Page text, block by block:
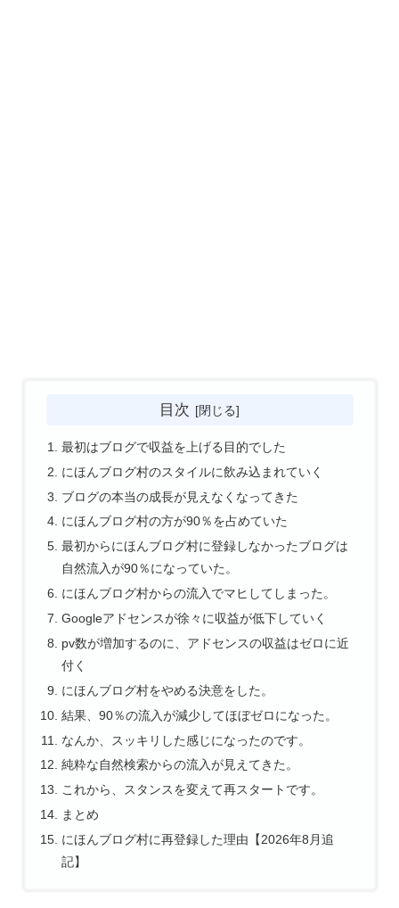
目次
最初はブログで収益を上げる目的でした
にほんブログ村のスタイルに飲み込まれていく
ブログの本当の成長が見えなくなってきた
にほんブログ村の方が90％を占めていた
最初からにほんブログ村に登録しなかったブログは
自然流入が90％になっていた。
にほんブログ村からの流入でマヒしてしまった。
Googleアドセンスが徐々に収益が低下していく
pv数が増加するのに、アドセンスの収益はゼロに近
付く
にほんブログ村をやめる決意をした。
結果、90％の流入が減少してほぼゼロになった。
なんか、スッキリした感じになったのです。
純粋な自然検索からの流入が見えてきた。
これから、スタンスを変えて再スタートです。
まとめ
にほんブログ村に再登録した理由【2026年8月追
記】